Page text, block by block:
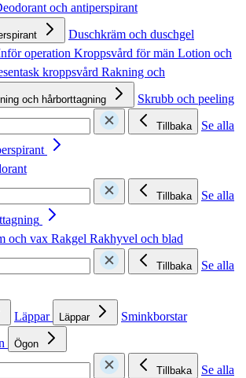
och antiperspirant
Duschkräm och duschgel
operation Kroppsvård för män Lotion och
kroppsvård Rakning och
och hårborttagning
Skrubb och peeling
Tillbaka
Se alla
Tillbaka
Se alla
och vax Rakgel Rakhyvel och blad
Tillbaka
Se alla
Läppar Läppar
Sminkborstar
Ögon
Tillbaka
Se alla